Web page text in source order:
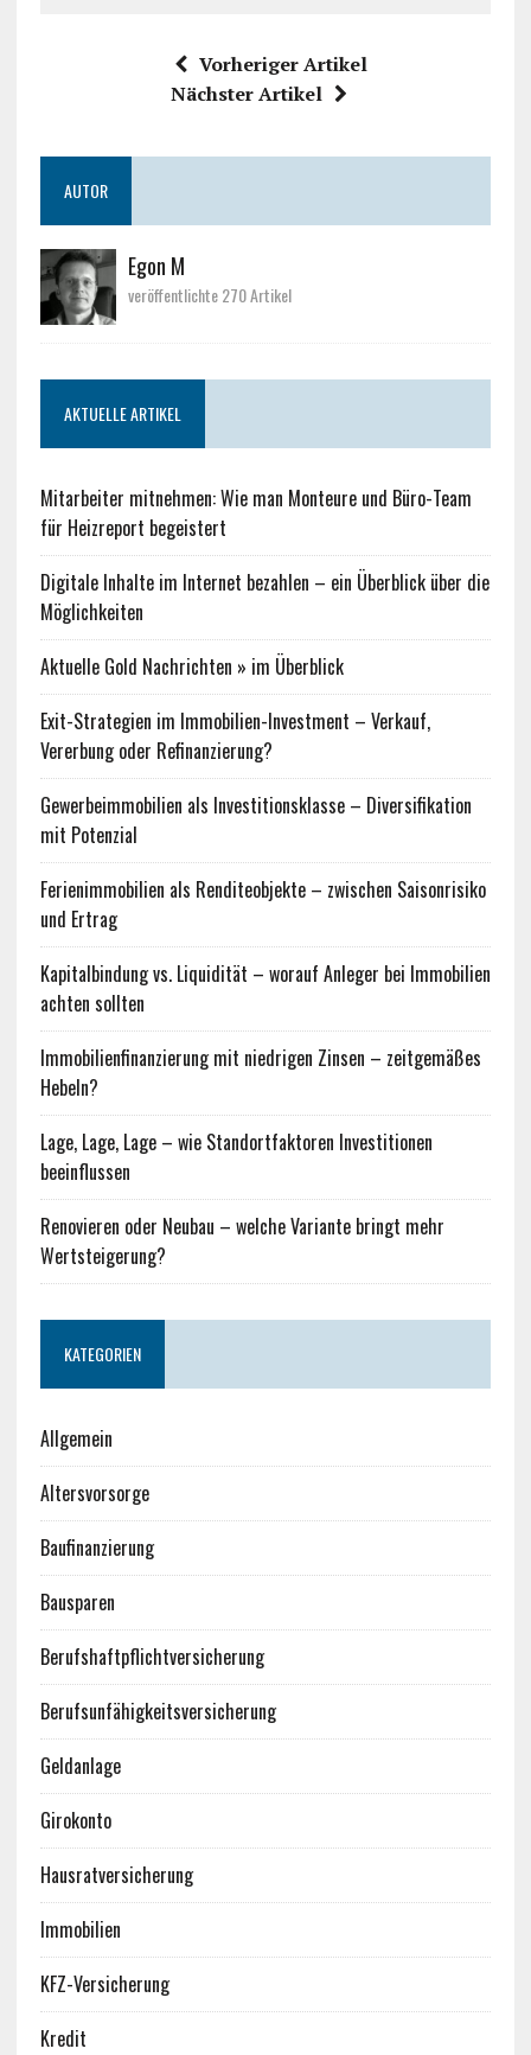
Vorheriger Artikel
Nächster Artikel
AUTOR
Egon M
veröffentlichte 270 Artikel
AKTUELLE ARTIKEL
Mitarbeiter mitnehmen: Wie man Monteure und Büro-Team
für Heizreport begeistert
Digitale Inhalte im Internet bezahlen – ein Überblick über die
Möglichkeiten
Aktuelle Gold Nachrichten » im Überblick
Exit-Strategien im Immobilien-Investment – Verkauf,
Vererbung oder Refinanzierung?
Gewerbeimmobilien als Investitionsklasse – Diversifikation
mit Potenzial
Ferienimmobilien als Renditeobjekte – zwischen Saisonrisiko
und Ertrag
Kapitalbindung vs. Liquidität – worauf Anleger bei Immobilien
achten sollten
Immobilienfinanzierung mit niedrigen Zinsen – zeitgemäßes
Hebeln?
Lage, Lage, Lage – wie Standortfaktoren Investitionen
beeinflussen
Renovieren oder Neubau – welche Variante bringt mehr
Wertsteigerung?
KATEGORIEN
Allgemein
Altersvorsorge
Baufinanzierung
Bausparen
Berufshaftpflichtversicherung
Berufsunfähigkeitsversicherung
Geldanlage
Girokonto
Hausratversicherung
Immobilien
KFZ-Versicherung
Kredit